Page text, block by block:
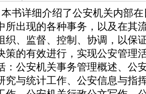
书详细介绍了公安机关内部在
所出现的各种事务，以及在其
织、监督、控制、协调，以保
策的有效进行，实现公安管理
：公安机关事务管理概述、公
究与统计工作、公安信息与指